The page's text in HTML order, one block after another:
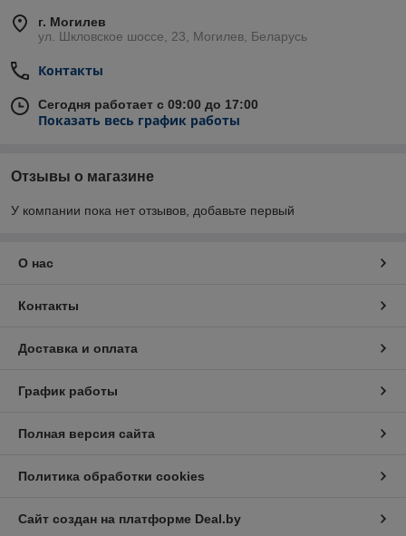
г. Могилев
ул. Шкловское шоссе, 23, Могилев, Беларусь
Контакты
Сегодня работает с 09:00 до 17:00
Показать весь график работы
Отзывы о магазине
У компании пока нет отзывов, добавьте первый
О нас
Контакты
Доставка и оплата
График работы
Полная версия сайта
Политика обработки cookies
Сайт создан на платформе Deal.by